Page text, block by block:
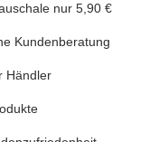
nur 5,90 €
Kundenberatung
Händler